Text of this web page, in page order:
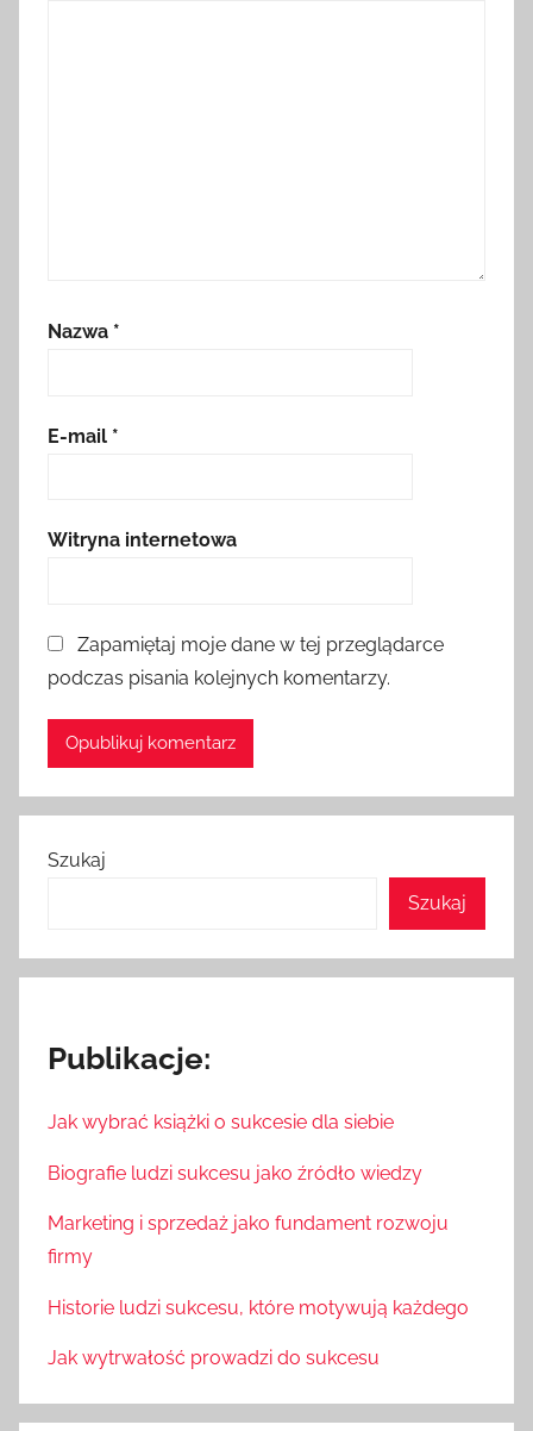
Nazwa *
E-mail *
Witryna internetowa
Zapamiętaj moje dane w tej przeglądarce
podczas pisania kolejnych komentarzy.
Szukaj
Szukaj
Publikacje:
Jak wybrać książki o sukcesie dla siebie
Biografie ludzi sukcesu jako źródło wiedzy
Marketing i sprzedaż jako fundament rozwoju
firmy
Historie ludzi sukcesu, które motywują każdego
Jak wytrwałość prowadzi do sukcesu